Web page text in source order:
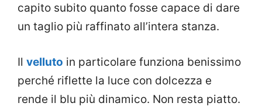
capito subito quanto fosse capace di dare
un taglio più raffinato all’intera stanza.
Il velluto in particolare funziona benissimo
perché riflette la luce con dolcezza e
rende il blu più dinamico. Non resta piatto.